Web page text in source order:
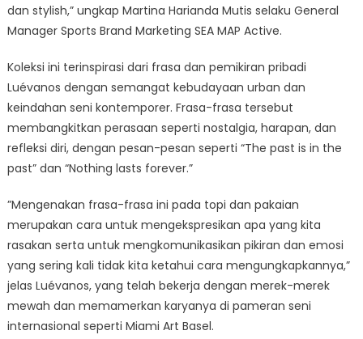
dan stylish,” ungkap Martina Harianda Mutis selaku General
Manager Sports Brand Marketing SEA MAP Active.
Koleksi ini terinspirasi dari frasa dan pemikiran pribadi
Luévanos dengan semangat kebudayaan urban dan
keindahan seni kontemporer. Frasa-frasa tersebut
membangkitkan perasaan seperti nostalgia, harapan, dan
refleksi diri, dengan pesan-pesan seperti “The past is in the
past” dan “Nothing lasts forever.”
​​”Mengenakan frasa-frasa ini pada topi dan pakaian
merupakan cara untuk mengekspresikan apa yang kita
rasakan serta untuk mengkomunikasikan pikiran dan emosi
yang sering kali tidak kita ketahui cara mengungkapkannya,”
jelas Luévanos, yang telah bekerja dengan merek-merek
mewah dan memamerkan karyanya di pameran seni
internasional seperti Miami Art Basel.